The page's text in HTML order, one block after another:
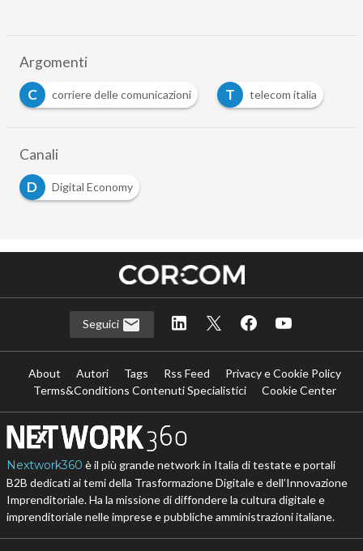
Argomenti
C
corriere delle comunicazioni T telecom italia
Canali
D
Digital Economy
Seguici
About Autori Tags Rss Feed
Privacy e Cookie Policy
Terms&Conditions Contenuti Specialistici
Cookie Center
Nextwork360 è il più grande network in Italia di testate e portali
B2B dedicati ai temi della Trasformazione Digitale e dell’Innovazione
Imprenditoriale. Ha la missione di diffondere la cultura digitale e
imprenditoriale nelle imprese e pubbliche amministrazioni italiane.